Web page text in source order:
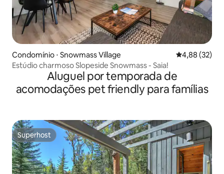
Condomínio ⋅ Snowmass Village 4,88 de uma
4,88 (32)
Estúdio charmoso Slopeside Snowmass - Saia!
Aluguel por temporada de
acomodações pet friendly para famílias
Superhost
Superhost